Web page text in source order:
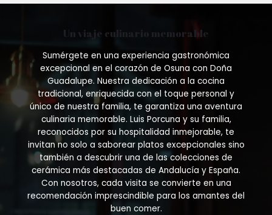
Un viaje culinario memorable
Sumérgete en una experiencia gastronómica
excepcional en el corazón de Osuna con Doña
Guadalupe. Nuestra dedicación a la cocina
tradicional, enriquecida con el toque personal y
único de nuestra familia, te garantiza una aventura
culinaria memorable. Luis Porcuna y su familia,
reconocidos por su hospitalidad inmejorable, te
invitan no solo a saborear platos excepcionales sino
también a descubrir una de las colecciones de
cerámica más destacadas de Andalucía y España.
Con nosotros, cada visita se convierte en una
recomendación imprescindible para los amantes del
buen comer.